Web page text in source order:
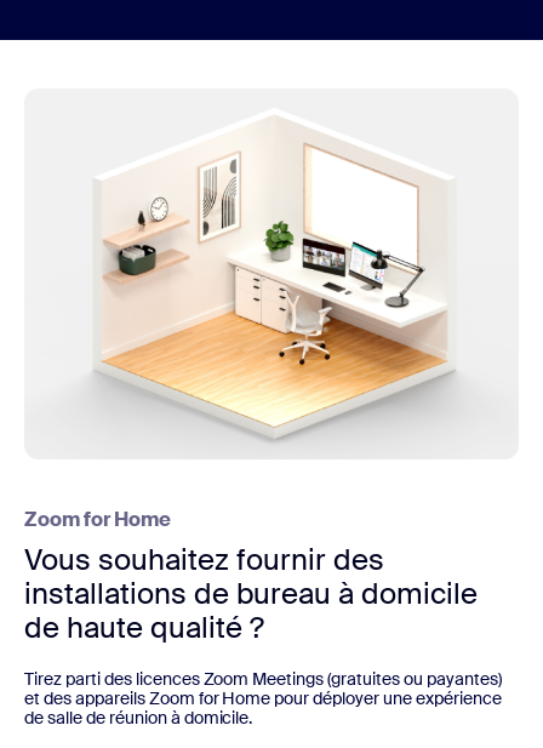
Zoom for Home
Vous souhaitez fournir des
installations de bureau à domicile
de haute qualité ?
Tirez parti des licences Zoom Meetings (gratuites ou payantes)
et des appareils Zoom for Home pour déployer une expérience
de salle de réunion à domicile.